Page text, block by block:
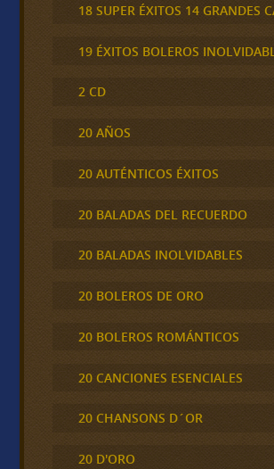
18 SUPER ÉXITOS 14 GRANDES
19 ÉXITOS BOLEROS
2 CD
20 AÑOS
20 AUTÉNTICOS ÉXITOS
20 BALADAS DEL RECUERDO
20 BALADAS INOLVIDABLES
20 BOLEROS DE ORO
20 BOLEROS ROMÁNTICOS
20 CANCIONES ESENCIALES
20 CHANSONS D´OR
20 D'ORO